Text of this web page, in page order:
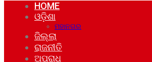
HOME
ଓଡ଼ିଶା
ମହାନଗର
ଜିଲ୍ଲା
ରାଜନୀତି
ଅପରାଧ